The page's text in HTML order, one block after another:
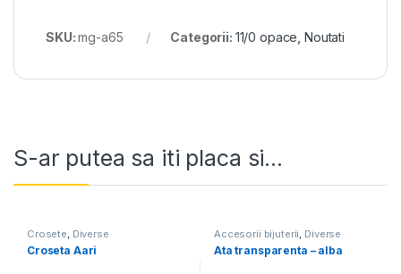
SKU:mg-a65 Categorii: 11/0 opace ,Noutati
S-ar putea sa iti placa si...
Crosete, Diverse
Croseta Aari
Accesorii bijuterii, Diverse
Ata transparenta – alba